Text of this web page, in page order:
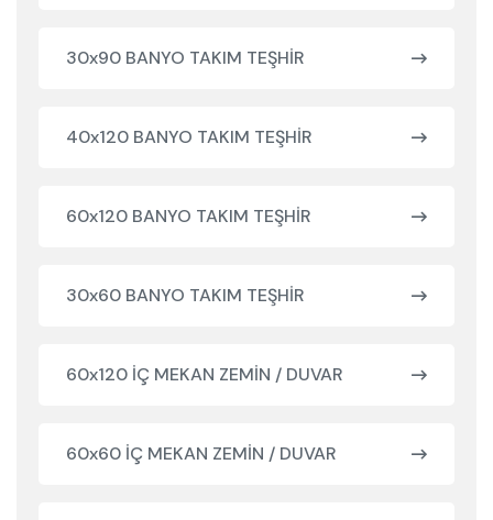
30x90 BANYO TAKIM TEŞHİR
40x120 BANYO TAKIM TEŞHİR
60x120 BANYO TAKIM TEŞHİR
30x60 BANYO TAKIM TEŞHİR
60x120 İÇ MEKAN ZEMİN / DUVAR
60x60 İÇ MEKAN ZEMİN / DUVAR